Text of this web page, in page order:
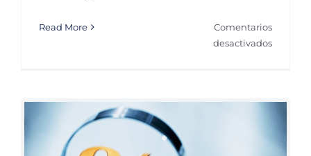
Read More
Comentarios
desactivadosen